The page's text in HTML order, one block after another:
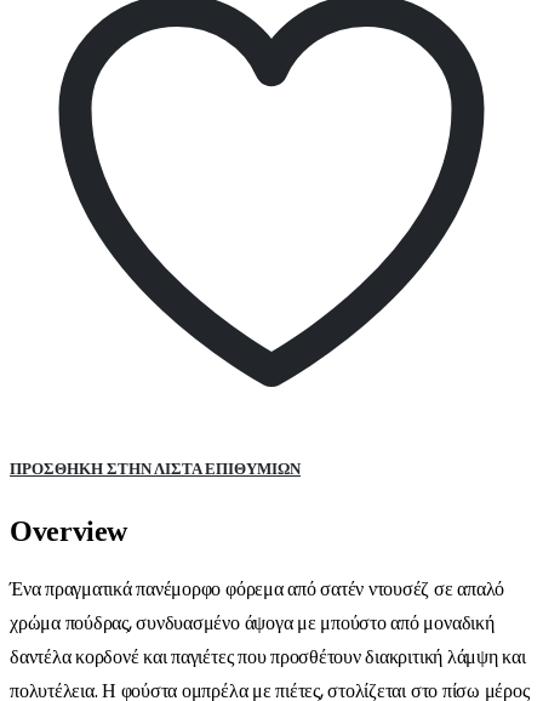
ΠΡΌΣΘΉΚΗ ΣΤΗΝ ΛΊΣΤΑ ΕΠΙΘΥΜΙΏΝ
Overview
Ένα πραγματικά πανέμορφο φόρεμα από σατέν ντουσέζ σε απαλό
χρώμα πούδρας, συνδυασμένο άψογα με μπούστο από μοναδική
δαντέλα κορδονέ και παγιέτες που προσθέτουν διακριτική λάμψη και
πολυτέλεια. Η φούστα ομπρέλα με πιέτες, στολίζεται στο πίσω μέρος